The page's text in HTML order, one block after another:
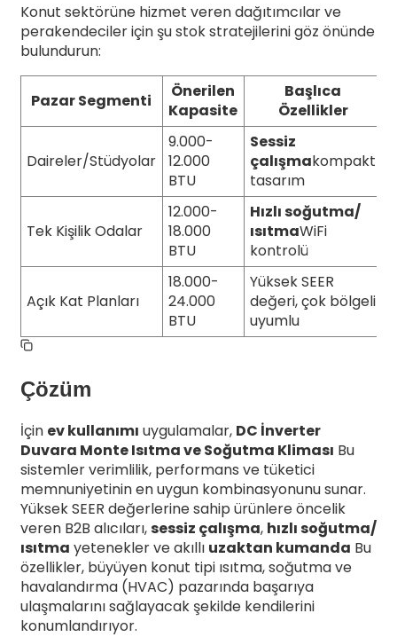
Konut sektörüne hizmet veren dağıtımcılar ve
perakendeciler için şu stok stratejilerini göz önünde
bulundurun:
Pazar Segmenti
Önerilen
Kapasite
Başlıca
Özellikler
Daireler/Stüdyolar
9.000-
12.000
BTU
Sessiz
çalışmakompakt
tasarım
Tek Kişilik Odalar
12.000-
18.000
BTU
Hızlı soğutma/
ısıtmaWiFi
kontrolü
Açık Kat Planları
18.000-
24.000
BTU
Yüksek SEER
değeri, çok bölgeli
uyumlu
Çözüm
İçin ev kullanımı uygulamalar, DC İnverter
Duvara Monte Isıtma ve Soğutma Kliması Bu
sistemler verimlilik, performans ve tüketici
memnuniyetinin en uygun kombinasyonunu sunar.
Yüksek SEER değerlerine sahip ürünlere öncelik
veren B2B alıcıları,sessiz çalışma, hızlı soğutma/
ısıtma yetenekler ve akıllı uzaktan kumanda Bu
özellikler, büyüyen konut tipi ısıtma, soğutma ve
havalandırma (HVAC) pazarında başarıya
ulaşmalarını sağlayacak şekilde kendilerini
konumlandırıyor.